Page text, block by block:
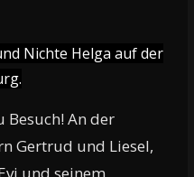
Nichte Helga auf der
Besuch! An der
Gertrud und Liesel,